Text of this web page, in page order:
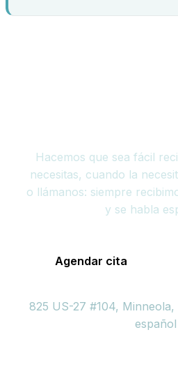
Hacemos que sea fácil
necesitas, cuando la
o llámanos: siempre
y se habla
Agendar cita
825 US-27 #104, Minneola,
español